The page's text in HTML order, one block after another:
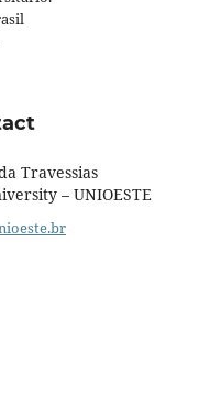
Travessias
– UNIOESTE